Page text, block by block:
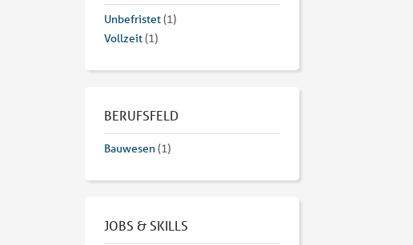
Unbefristet(1)
Vollzeit(1)
BERUFSFELD
Bauwesen(1)
JOBS & SKILLS